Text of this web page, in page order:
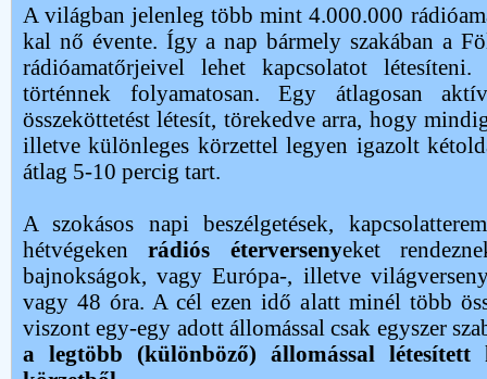
A világban jelenleg több mint 4.000.000
kal nő évente. Így a nap bármely szakában a
rádióamatőrjeivel lehet kapcsolatot
történnek folyamatosan. Egy átlagosan
összeköttetést létesít, törekedve arra, hogy
illetve különleges körzettel legyen igazolt
átlag 5-10 percig tart.
A szokásos napi beszélgetések,
hétvégekenrádiós éterversenyeket
bajnokságok, vagy Európa-, illetve
vagy 48 óra. A cél ezen idő alatt minél több
viszont egy-egy adott állomással csak egyszer
a legtöbb (különböző) állomással